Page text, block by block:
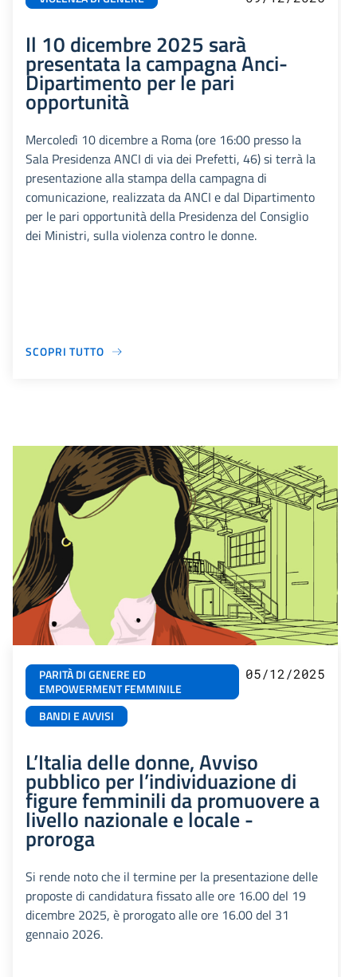
Il 10 dicembre 2025 sarà
presentata la campagna Anci-
Dipartimento per le pari
opportunità
Mercoledì 10 dicembre a Roma (ore 16:00 presso la
Sala Presidenza ANCI di via dei Prefetti, 46) si terrà la
presentazione alla stampa della campagna di
comunicazione, realizzata da ANCI e dal Dipartimento
per le pari opportunità della Presidenza del Consiglio
dei Ministri, sulla violenza contro le donne.
SCOPRI TUTTO
PARITÀ DI GENERE ED
EMPOWERMENT FEMMINILE
BANDI E AVVISI
05/12/2025
L’Italia delle donne, Avviso
pubblico per l’individuazione di
figure femminili da promuovere a
livello nazionale e locale -
proroga
Si rende noto che il termine per la presentazione delle
proposte di candidatura fissato alle ore 16.00 del 19
dicembre 2025, è prorogato alle ore 16.00 del 31
gennaio 2026.